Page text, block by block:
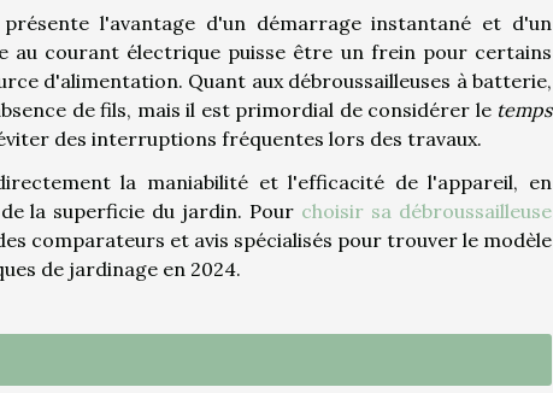
l'avantage d'un démarrage instantané et d'un
au courant électrique puisse être un frein pour certains
d'alimentation. Quant aux débroussailleuses à batterie,
de fils, mais il est primordial de considérer le temps
des interruptions fréquentes lors des travaux.
la maniabilité et l'efficacité de l'appareil, en
la superficie du jardin. Pour choisir sa débroussailleuse
comparateurs et avis spécialisés pour trouver le modèle
de jardinage en 2024.